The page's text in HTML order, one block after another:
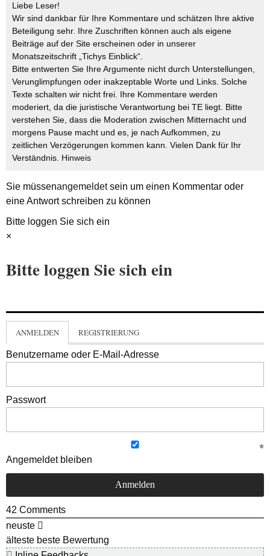
Liebe Leser!
Wir sind dankbar für Ihre Kommentare und schätzen Ihre aktive
Beteiligung sehr. Ihre Zuschriften können auch als eigene
Beiträge auf der Site erscheinen oder in unserer
Monatszeitschrift „Tichys Einblick“.
Bitte entwerten Sie Ihre Argumente nicht durch Unterstellungen,
Verunglimpfungen oder inakzeptable Worte und Links. Solche
Texte schalten wir nicht frei. Ihre Kommentare werden
moderiert, da die juristische Verantwortung bei TE liegt. Bitte
verstehen Sie, dass die Moderation zwischen Mitternacht und
morgens Pause macht und es, je nach Aufkommen, zu
zeitlichen Verzögerungen kommen kann. Vielen Dank für Ihr
Verständnis. Hinweis
Sie müssenangemeldetsein um einen Kommentar oder
eine Antwort schreiben zu können
Bitte loggen Sie sich ein
×
Bitte loggen Sie sich ein
ANMELDEN REGISTRIERUNG
Benutzername oder E-Mail-Adresse
Passwort
Angemeldet bleiben
42 Comments
neuste
älteste beste Bewertung